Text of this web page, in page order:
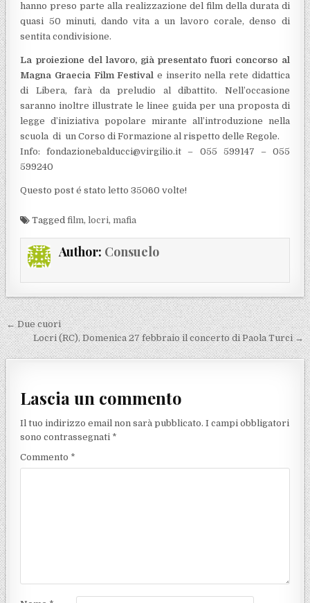
hanno preso parte alla realizzazione del film della durata di
quasi 50 minuti, dando vita a un lavoro corale, denso di
sentita condivisione.
La proiezione del lavoro, già presentato fuori concorso al
Magna Graecia Film Festival e inserito nella rete didattica
di Libera, farà da preludio al dibattito. Nell’occasione
saranno inoltre illustrate le linee guida per una proposta di
legge d’iniziativa popolare mirante all’introduzione nella
scuola di un Corso di Formazione al rispetto delle Regole.
Info: fondazionebalducci@virgilio.it – 055 599147 – 055
599240
Questo post é stato letto 35060 volte!
Taggedfilm,locri,mafia
Author: Consuelo
Navigazione articoli
← Due cuori
Locri (RC), Domenica 27 febbraio il concerto di Paola Turci →
Lascia un commento
Il tuo indirizzo email non sarà pubblicato. I campi obbligatori
sono contrassegnati *
Commento *